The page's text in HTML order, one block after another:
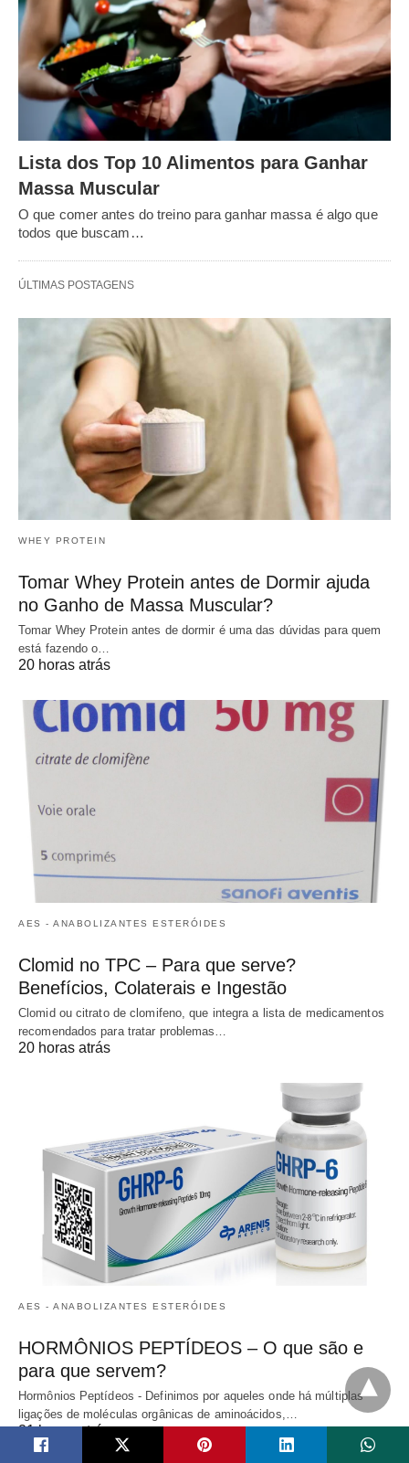
Lista dos Top 10 Alimentos para Ganhar
Massa Muscular
O que comer antes do treino para ganhar massa é algo que
todos que buscam…
ÚLTIMAS POSTAGENS
WHEY PROTEIN
Tomar Whey Protein antes de Dormir ajuda
no Ganho de Massa Muscular?
Tomar Whey Protein antes de dormir é uma das dúvidas para quem
está fazendo o…
20 horas atrás
AES - ANABOLIZANTES ESTERÓIDES
Clomid no TPC – Para que serve?
Benefícios, Colaterais e Ingestão
Clomid ou citrato de clomifeno, que integra a lista de medicamentos
recomendados para tratar problemas…
20 horas atrás
AES - ANABOLIZANTES ESTERÓIDES
HORMÔNIOS PEPTÍDEOS – O que são e
para que servem?
Hormônios Peptídeos - Definimos por aqueles onde há múltiplas
ligações de moléculas orgânicas de aminoácidos,…
21 horas atrás